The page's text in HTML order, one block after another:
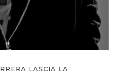
LASCIA LA